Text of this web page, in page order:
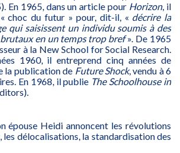
En 1965, dans un article pour Horizon, il
choc du futur » pour, dit-il, « décrire la
qui saisissent un individu soumis à des
en un temps trop bref». De 1965
à la New School for Social Research.
1960, il entreprend cinq années de
la publication de Future Shock, vendu à 6
En 1968, il publie The Schoolhouse in
épouse Heidi annoncent les révolutions
les délocalisations, la standardisation des